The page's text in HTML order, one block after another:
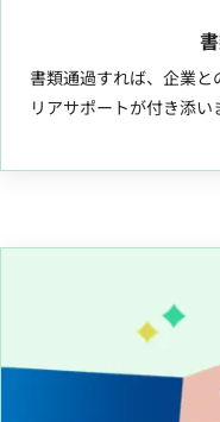
書類通過すれば、企業と
リアサポートが付き添い